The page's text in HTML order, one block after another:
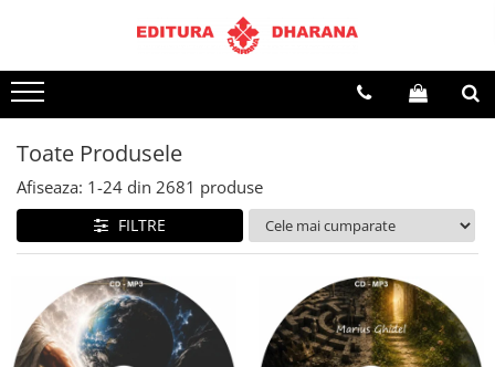
Terapii
Dietoterapie
Toate Produsele
Afiseaza: 1-24 din 2681 produse
FILTRE